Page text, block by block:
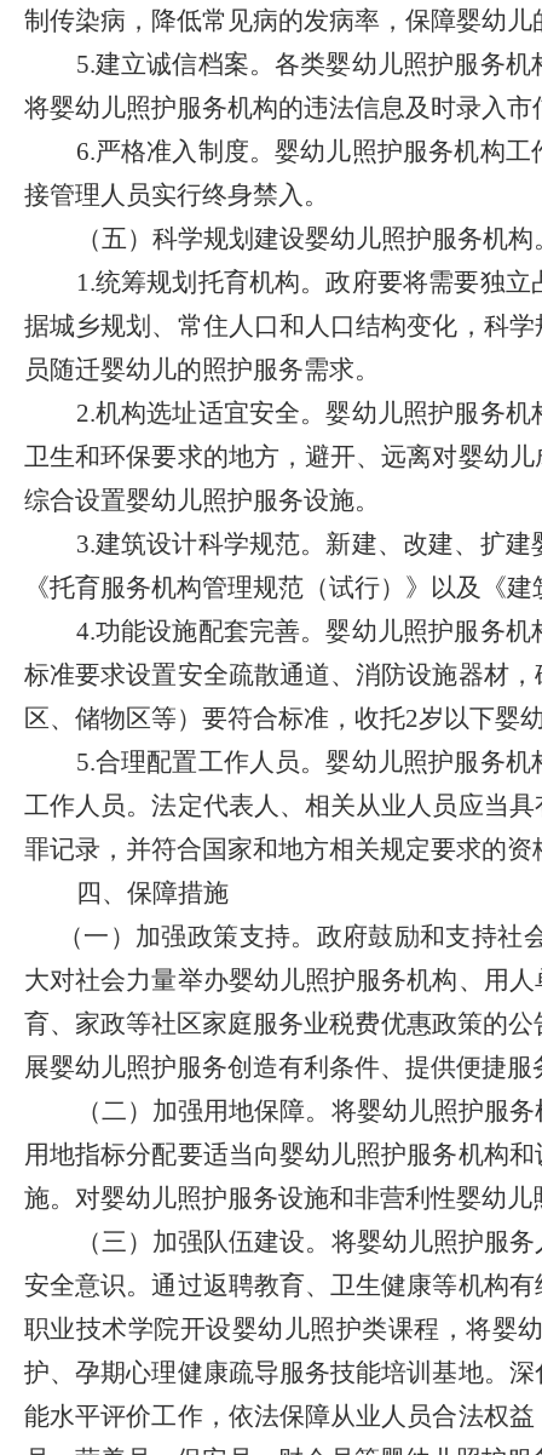
制传染病 ， 降低常见病的发病率 ， 保障婴幼儿
5.建立诚信档案。各类婴幼儿照护服务机
将婴幼儿照护服务机构的违法信息及时录入市
6.严格准入制度。婴幼儿照护服务机构工
接管理人员实行终身禁入。
（五）科学规划建设婴幼儿照护服务机构
1.统筹规划托育机构。政府要将需要独立
据城乡规划、常住人口和人口结构变化，科
员随迁婴幼儿的照护服务需求。
2.机构选址适宜安全。婴幼儿照护服务机
卫生和环保要求的地方，避开、远离对婴幼
综合设置婴幼儿照护服务设施。
3.建筑设计科学规范。 新建、改建、扩建
《托育服务机构管理规范（试行）》以及《
4.功能设施配套完善。婴幼儿照护服务机
标准要求设置安全疏散通道、消防设施器材
区、储物区等）要符合标准，收托2岁以下婴
5.合理配置工作人员。婴幼儿照护服务机
工作人员。法定代表人、相关从业人员应当
罪记录，并符合国家和地方相关规定要求的资
四、保障措施
（一）加强政策支持。 政府鼓励和支持社
大对社会力量举办婴幼儿照护服务机构、用
育、家政等社区家庭服务业税费优惠政策的
展婴幼儿照护服务创造有利条件、提供便捷服
（二）加强用地保障。 将婴幼儿照护服
用地指标分配要适当向婴幼儿照护服务机构
施。对婴幼儿照护服务设施和非营利性婴幼
（三）加强队伍建设。 将婴幼儿照护服
安全意识。通过返聘教育、卫生健康等机构
职业技术学院开设婴幼儿照护类课程，将婴
护、孕期心理健康疏导服务技能培训基地。
能水平评价工作， 依法保障从业人员合法权益